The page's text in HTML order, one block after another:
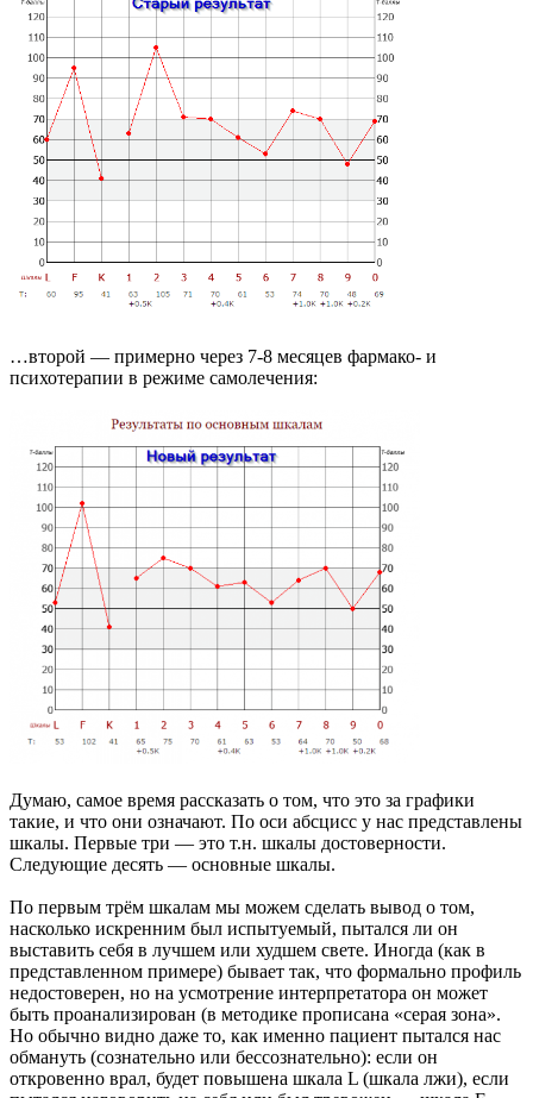
…второй — примерно через 7-8 месяцев фармако- и
психотерапии в режиме самолечения:
Думаю, самое время рассказать о том, что это за графики
такие, и что они означают. По оси абсцисс у нас представлены
шкалы. Первые три — это т.н. шкалы достоверности.
Следующие десять — основные шкалы.
По первым трём шкалам мы можем сделать вывод о том,
насколько искренним был испытуемый, пытался ли он
выставить себя в лучшем или худшем свете. Иногда (как в
представленном примере) бывает так, что формально профиль
недостоверен, но на усмотрение интерпретатора он может
быть проанализирован (в методике прописана «серая зона».
Но обычно видно даже то, как именно пациент пытался нас
обмануть (сознательно или бессознательно): если он
откровенно врал, будет повышена шкала L (шкала лжи), если